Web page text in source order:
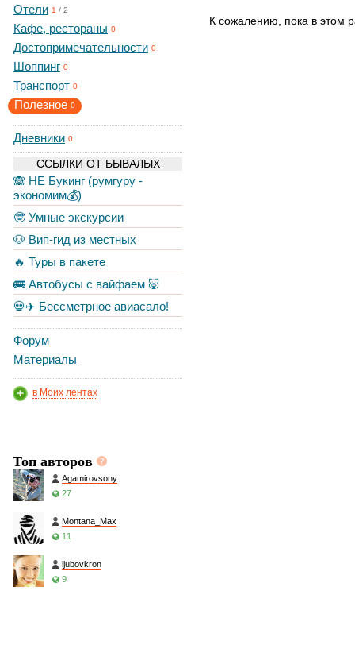
Отели 1 / 2
Кафе, рестораны 0
Достопримечательности 0
Шоппинг 0
Транспорт 0
Полезное 0
Дневники 0
ССЫЛКИ ОТ БЫВАЛЫХ
🙈 НЕ Букинг (румгуру -
экономим💰)
🤓 Умные экскурсии
🐶 Вип-гид из местных
🔥 Туры в пакете
🚌 Автобусы с вайфаем 🐷
💀✈️ Бессметрное авиасало!
Форум
Материалы
в Моих лентах
Топ авторов
Agamirovsony
27
Montana_Max
11
ljubovkron
9
К сожалению, пока в этом